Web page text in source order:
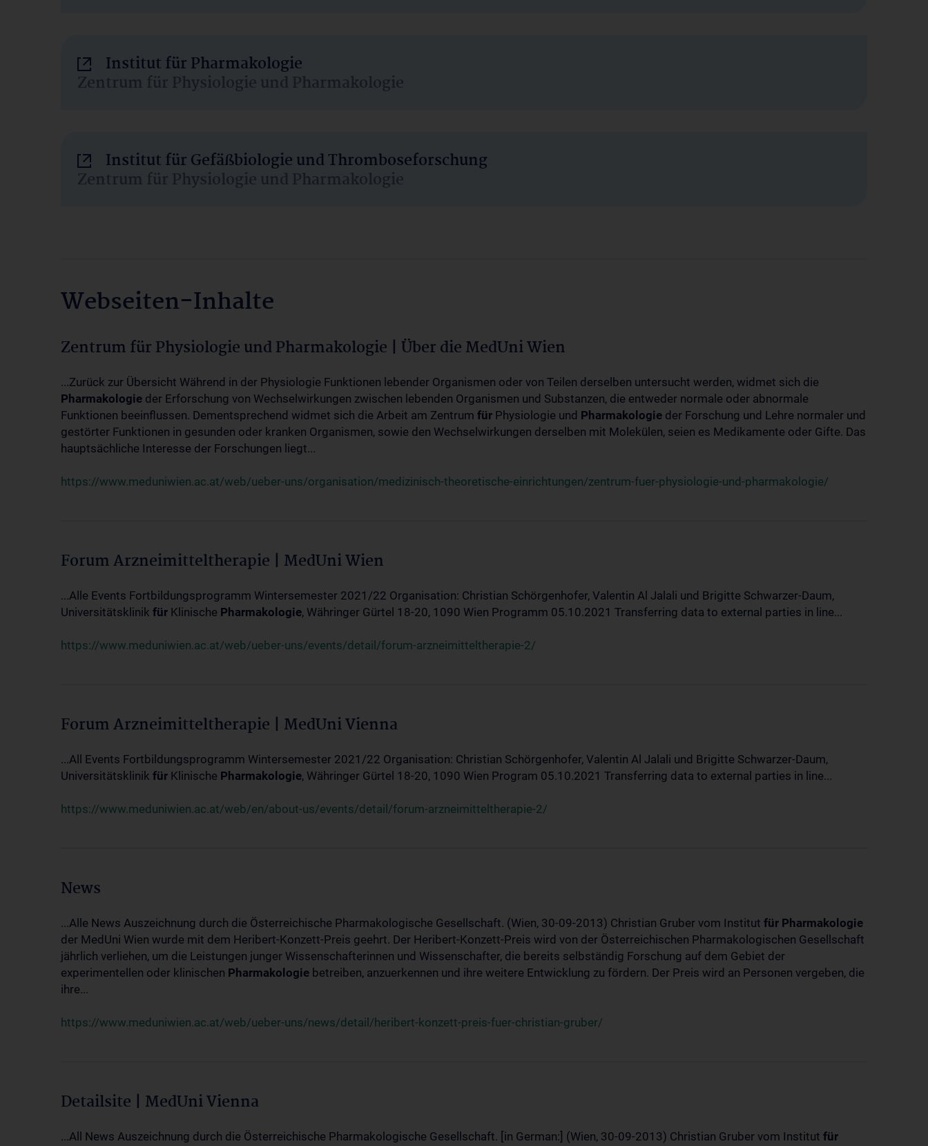
Institut für Pharmakologie
Zentrum für Physiologie und Pharmakologie
Institut für Gefäßbiologie und Thromboseforschung
Zentrum für Physiologie und Pharmakologie
Webseiten-Inhalte
Zentrum für Physiologie und Pharmakologie | Über die MedUni Wien
...Zurück zur Übersicht Während in der Physiologie Funktionen lebender Organismen oder von Teilen derselben untersucht werden, widmet sich die
Pharmakologie der Erforschung von Wechselwirkungen zwischen lebenden Organismen und Substanzen, die entweder normale oder abnormale
Funktionen beeinflussen. Dementsprechend widmet sich die Arbeit am Zentrum für Physiologie und Pharmakologie der Forschung und Lehre normaler und
gestörter Funktionen in gesunden oder kranken Organismen, sowie den Wechselwirkungen derselben mit Molekülen, seien es Medikamente oder Gifte. Das
hauptsächliche Interesse der Forschungen liegt...
https://www.meduniwien.ac.at/web/ueber-uns/organisation/medizinisch-theoretische-einrichtungen/zentrum-fuer-physiologie-und-pharmakologie/
Forum Arzneimitteltherapie | MedUni Wien
...Alle Events Fortbildungsprogramm Wintersemester 2021/22 Organisation: Christian Schörgenhofer, Valentin Al Jalali und Brigitte Schwarzer-Daum,
Universitätsklinik für Klinische Pharmakologie, Währinger Gürtel 18-20, 1090 Wien Programm 05.10.2021 Transferring data to external parties in line...
https://www.meduniwien.ac.at/web/ueber-uns/events/detail/forum-arzneimitteltherapie-2/
Forum Arzneimitteltherapie | MedUni Vienna
...All Events Fortbildungsprogramm Wintersemester 2021/22 Organisation: Christian Schörgenhofer, Valentin Al Jalali und Brigitte Schwarzer-Daum,
Universitätsklinik für Klinische Pharmakologie, Währinger Gürtel 18-20, 1090 Wien Program 05.10.2021 Transferring data to external parties in line...
https://www.meduniwien.ac.at/web/en/about-us/events/detail/forum-arzneimitteltherapie-2/
News
...Alle News Auszeichnung durch die Österreichische Pharmakologische Gesellschaft. (Wien, 30-09-2013) Christian Gruber vom Institut für Pharmakologie
der MedUni Wien wurde mit dem Heribert-Konzett-Preis geehrt. Der Heribert-Konzett-Preis wird von der Österreichischen Pharmakologischen Gesellschaft
jährlich verliehen, um die Leistungen junger Wissenschafterinnen und Wissenschafter, die bereits selbständig Forschung auf dem Gebiet der
experimentellen oder klinischen Pharmakologie betreiben, anzuerkennen und ihre weitere Entwicklung zu fördern. Der Preis wird an Personen vergeben, die
ihre...
https://www.meduniwien.ac.at/web/ueber-uns/news/detail/heribert-konzett-preis-fuer-christian-gruber/
Detailsite | MedUni Vienna
...All News Auszeichnung durch die Österreichische Pharmakologische Gesellschaft. [in German:] (Wien, 30-09-2013) Christian Gruber vom Institut für